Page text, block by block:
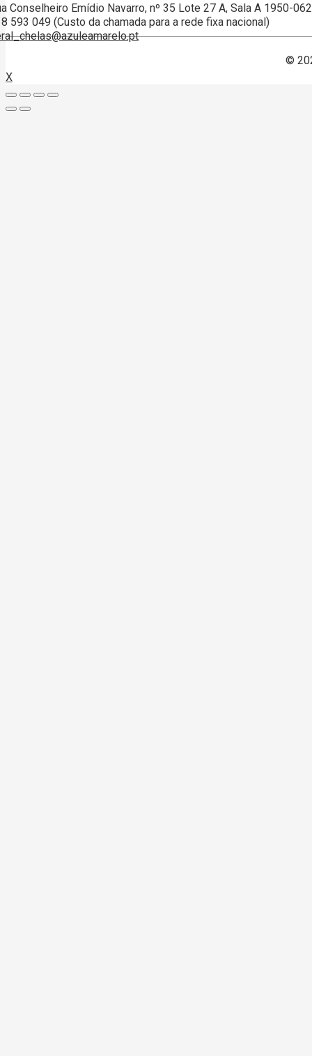
Conselheiro Emídio Navarro, nº 35 Lote 27 A, Sala A 1950-
593 049 (Custo da chamada para a rede fixa nacional)
©
X